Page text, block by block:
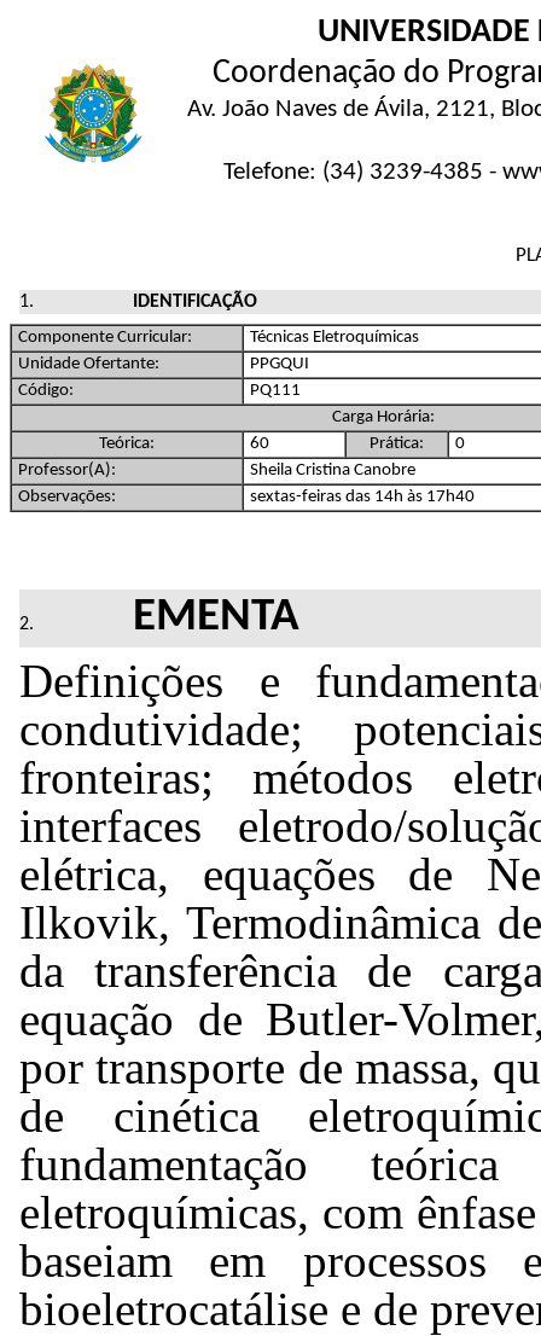
UNIVERSIDADE
Coordenação do
Av. João Naves de Ávila, 2121,
Telefone: (34) 3239-4385 -
IDENTIFICAÇÃO
Componente Curricular:
Técnicas Eletroquímicas
Unidade Ofertante:
PPGQUI
Código:
PQ111
Carga Horária:
Teórica:
60 Prática:
0
Professor(A):
Sheila Cristina Canobre
Observações:
sextas-feiras das 14h às 17h40
EMENTA
Definições e
condutividade;
fronteiras; métodos
interfaces eletrodo/
elétrica, equações de
Ilkovik, Termodinâmica
da transferência de
equação de Butler-Volmer
por transporte de massa,
de cinética
fundamentação
eletroquímicas, com
baseiam em
processos
bioeletrocatálise e de